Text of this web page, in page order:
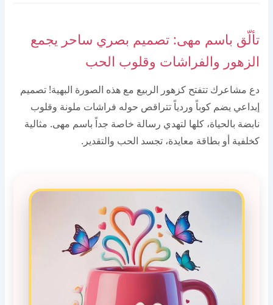
تألّق باسم مهى: تصميم بصري ساحر يجمع
الزهور والفراشات وقلوب الحب
دع مشاعرك تتفتح كزهور الربيع مع هذه الصورة البهية! تصميم
إبداعي يضم كوباً وردياً تتراقص حوله فراشات ملونة وقلوب
نابضة بالحياة، كلها لتهدي رسالة خاصة جداً باسم مهى. مثالية
كخلفية أو بطاقة معايدة، تجسد الحب والتقدير.